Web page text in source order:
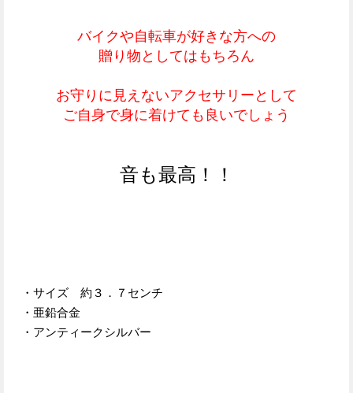
バイクや自転車が好きな方への
贈り物としてはもちろん
お守りに見えないアクセサリーとして
ご自身で身に着けても良いでしょう
音も最高！！
・サイズ 約３．７センチ
・亜鉛合金
・アンティークシルバー